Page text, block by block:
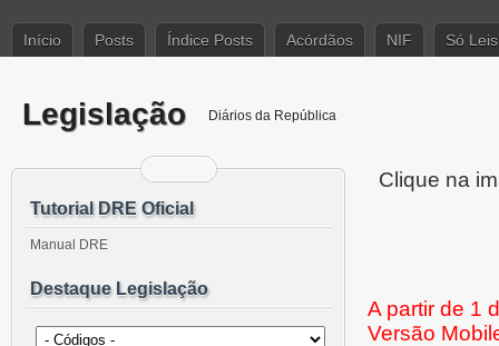
Início Posts Índice Posts Acórdãos NIF Só Leis
Legislação Diários da República
Clique na
A partir de 1
Versão
Tutorial DRE Oficial
Manual DRE
Destaque Legislação